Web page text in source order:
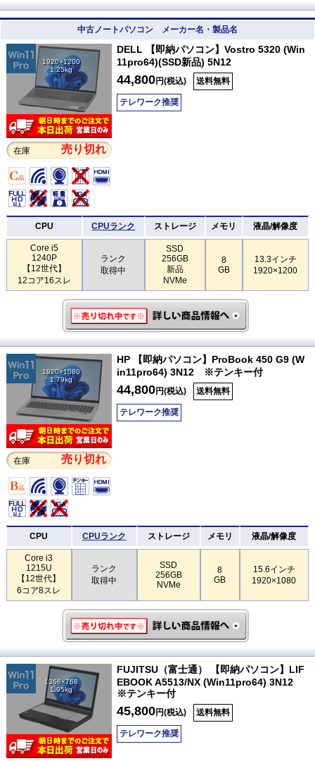
中古ノートパソコン メーカー名・製品名
1920×1200
1.25kg
在庫 売り切れ
DELL 【即納パソコン】Vostro 5320 (Win
11pro64)(SSD新品) 5N12
44,800円(税込) 送料無料
テレワーク推奨
CPU CPUランク ストレージ メモリ 液晶/解像度
Core i5
1240P
【12世代】
12コア16スレ
ランク
取得中
SSD
256GB
新品
NVMe
8
GB
13.3インチ
1920×1200
1920×1080
1.79kg
在庫 売り切れ
HP 【即納パソコン】ProBook 450 G9 (W
in11pro64) 3N12 ※テンキー付
44,800円(税込) 送料無料
テレワーク推奨
CPU CPUランク ストレージ メモリ 液晶/解像度
Core i3
1215U
【12世代】
6コア8スレ
ランク
取得中
SSD
256GB
NVMe
8
GB
15.6インチ
1920×1080
1366×768
1.95kg
FUJITSU（富士通） 【即納パソコン】LIF
EBOOK A5513/NX (Win11pro64) 3N12
※テンキー付
45,800円(税込) 送料無料
テレワーク推奨